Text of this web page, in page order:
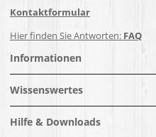
Kontaktformular
Hier finden Sie Antworten: FAQ
Informationen
Wissenswertes
Hilfe & Downloads